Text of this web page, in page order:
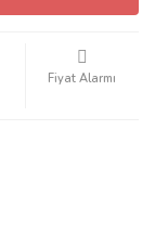
Fiyat Alarmı